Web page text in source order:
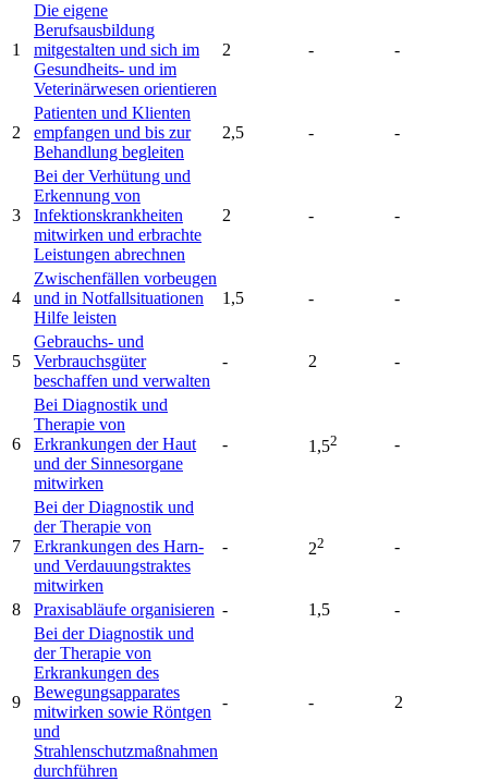
1
Die eigene
Berufsausbildung
mitgestalten und sich im
Gesundheits- und im
Veterinärwesen orientieren
2 - -
2
Patienten und Klienten
empfangen und bis zur
Behandlung begleiten
2,5 - -
3
Bei der Verhütung und
Erkennung von
Infektionskrankheiten
mitwirken und erbrachte
Leistungen abrechnen
2 - -
4
Zwischenfällen vorbeugen
und in Notfallsituationen
Hilfe leisten
1,5 - -
5
Gebrauchs- und
Verbrauchsgüter
beschaffen und verwalten
- 2 -
6
Bei Diagnostik und
Therapie von
Erkrankungen der Haut
und der Sinnesorgane
mitwirken
- 1,52 -
7
Bei der Diagnostik und
der Therapie von
Erkrankungen des Harn-
und Verdauungstraktes
mitwirken
- 22 -
8 Praxisabläufe organisieren - 1,5 -
9
Bei der Diagnostik und
der Therapie von
Erkrankungen des
Bewegungsapparates
mitwirken sowie Röntgen
und
Strahlenschutzmaßnahmen
durchführen
- - 2